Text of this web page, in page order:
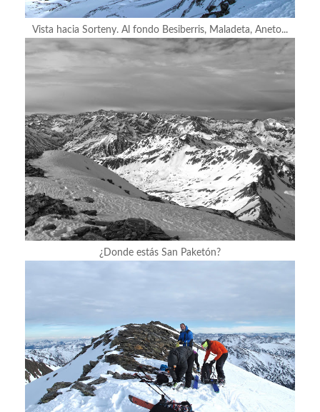
Vista hacia Sorteny. Al fondo Besiberris, Maladeta, Aneto...
¿Donde estás San Paketón?